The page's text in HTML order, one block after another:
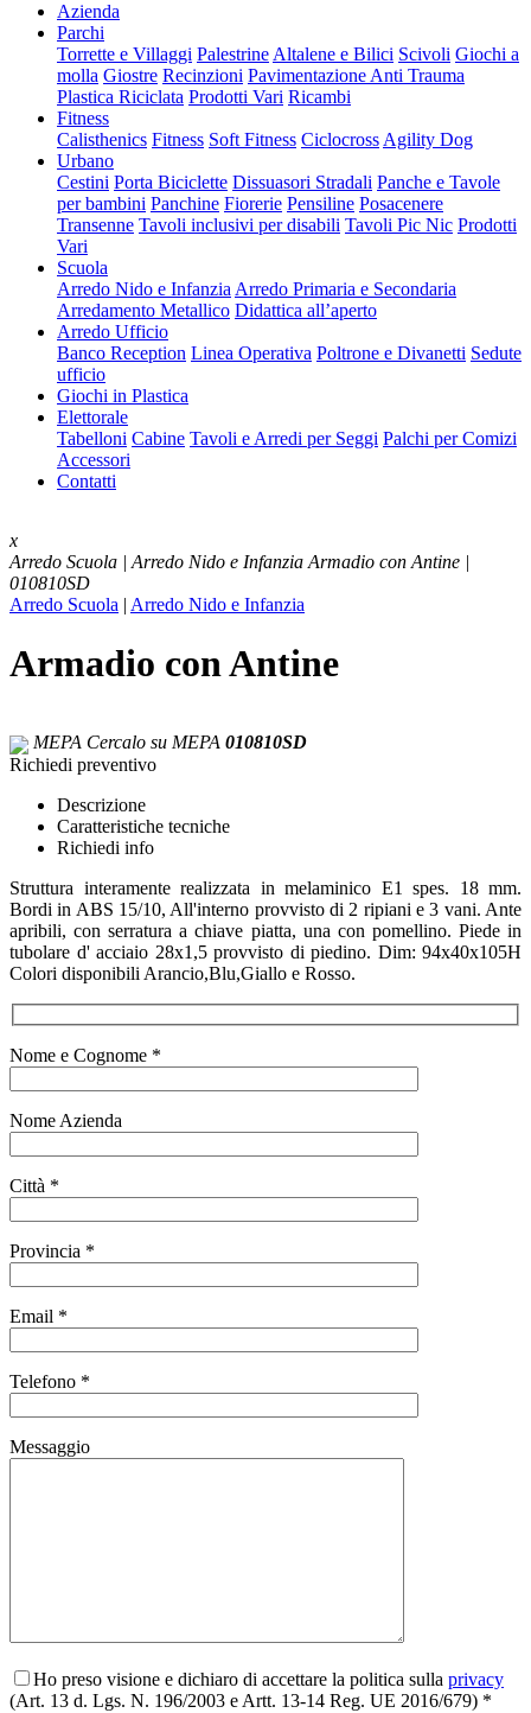
Azienda
Parchi
Torrette e Villaggi Palestrine Altalene e Bilici Scivoli Giochi a
molla Giostre Recinzioni Pavimentazione Anti Trauma
Plastica Riciclata Prodotti Vari Ricambi
Fitness
Calisthenics Fitness Soft Fitness Ciclocross Agility Dog
Urbano
Cestini Porta Biciclette Dissuasori Stradali Panche e Tavole
per bambini Panchine Fiorerie Pensiline Posacenere
Transenne Tavoli inclusivi per disabili Tavoli Pic Nic Prodotti
Vari
Scuola
Arredo Nido e Infanzia Arredo Primaria e Secondaria
Arredamento Metallico Didattica all’aperto
Arredo Ufficio
Banco Reception Linea Operativa Poltrone e Divanetti Sedute
ufficio
Giochi in Plastica
Elettorale
Tabelloni Cabine Tavoli e Arredi per Seggi Palchi per Comizi
Accessori
Contatti
x
Arredo Scuola | Arredo Nido e Infanzia Armadio con Antine |
010810SD
Arredo Scuola | Arredo Nido e Infanzia
Armadio con Antine
MEPA Cercalo su MEPA 010810SD
Richiedi preventivo
Descrizione
Caratteristiche tecniche
Richiedi info
Struttura interamente realizzata in melaminico E1 spes. 18 mm.
Bordi in ABS 15/10, All'interno provvisto di 2 ripiani e 3 vani. Ante
apribili, con serratura a chiave piatta, una con pomellino. Piede in
tubolare d' acciaio 28x1,5 provvisto di piedino. Dim: 94x40x105H
Colori disponibili Arancio,Blu,Giallo e Rosso.
Nome e Cognome *
Nome Azienda
Città *
Provincia *
Email *
Telefono *
Messaggio
Ho preso visione e dichiaro di accettare la politica sulla privacy
(Art. 13 d. Lgs. N. 196/2003 e Artt. 13-14 Reg. UE 2016/679) *